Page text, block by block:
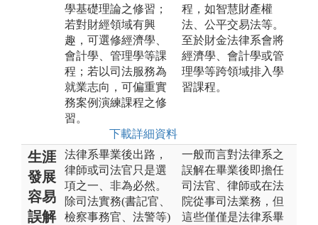
學基礎理論之修習；
若對財經領域有興
趣，可選修經濟學、
會計學、管理學等課
程；若以司法服務為
就業志向，可偏重實
務案例演練課程之修
習。
下載詳細資料
程，如智慧財產權
法、公平交易法等。
至於財金法律系會將
經濟學、會計學或管
理學等跨領域排入學
習課程。
生涯
發展
容易
誤解
法律系畢業後出路，
律師或司法官只是選
項之一、非為必然。
除司法實務(書記官、
檢察事務官、法警等)
一般而言對法律系之
誤解在畢業後即擔任
司法官、律師或在法
院從事司法業務，但
這些僅僅是法律系畢